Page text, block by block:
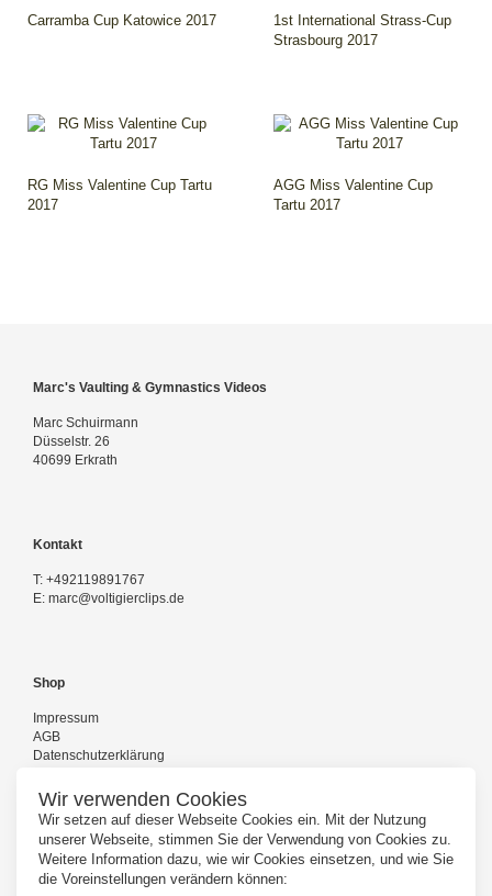
Wir verwenden Cookies
Wir setzen auf dieser Webseite Cookies ein. Mit der Nutzung
unserer Webseite, stimmen Sie der Verwendung von Cookies zu.
Weitere Information dazu, wie wir Cookies einsetzen, und wie Sie
die Voreinstellungen verändern können:
Carramba Cup Katowice 2017
1st International Strass-Cup
Strasbourg 2017
RG Miss Valentine Cup Tartu
2017
AGG Miss Valentine Cup
Tartu 2017
Marc's Vaulting & Gymnastics Videos
Marc Schuirmann
Düsselstr. 26
40699 Erkrath
Kontakt
T: +492119891767
E: marc@voltigierclips.de
Shop
Impressum
AGB
Datenschutzerklärung
Kontakt
Folgen Sie uns